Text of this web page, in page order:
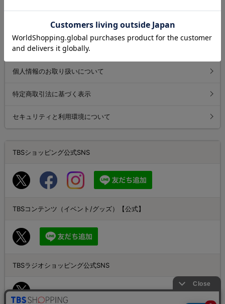
よくあるご質問
お問い合わせ
個人情報のお取り扱いについて
特定商取引法に基づく表示
セキュリティと利用環境について
TBSショッピング公式SNS
TBSコンテンツ（イベント/グッズ）【公式】
TBSラジオショッピング公式SNS